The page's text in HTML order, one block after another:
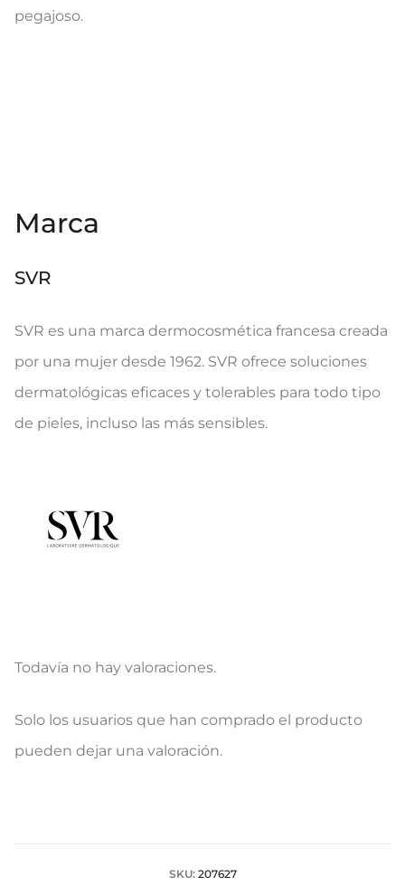
pegajoso.
Marca
SVR
SVR es una marca dermocosmética francesa creada
por una mujer desde 1962. SVR ofrece soluciones
dermatológicas eficaces y tolerables para todo tipo
de pieles, incluso las más sensibles.
V
a
Todavía no hay valoraciones.
Solo los usuarios que han comprado el producto
pueden dejar una valoración.
SKU: 207627